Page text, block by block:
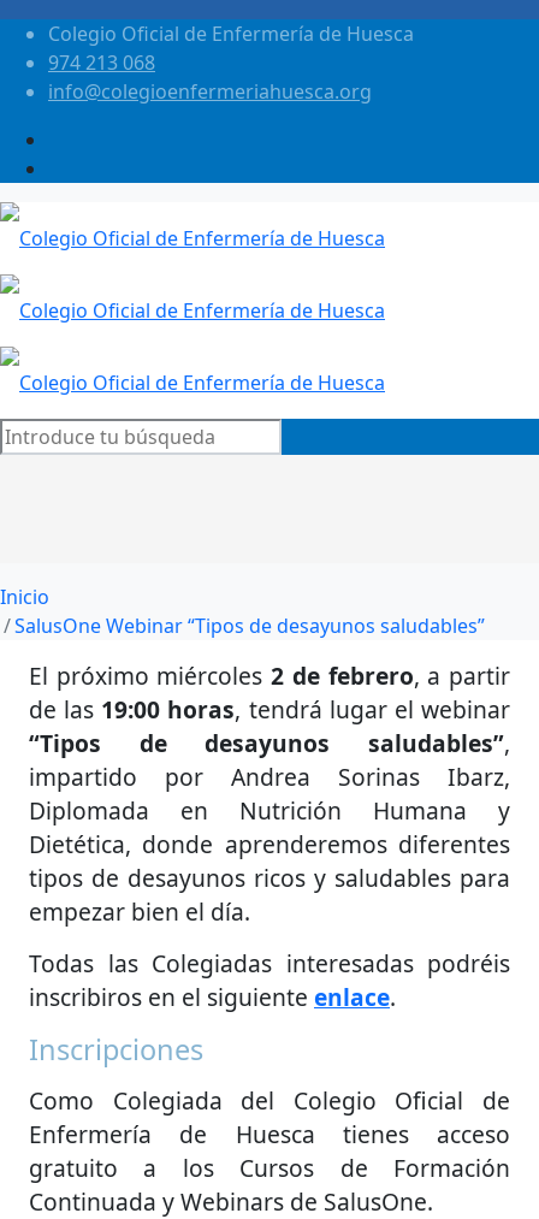
Colegio Oficial de Enfermería de Huesca
974 213 068
info@colegioenfermeriahuesca.org
Inicio
SalusOne Webinar “Tipos de desayunos saludables”
El próximo miércoles2 de febrero, a partir
de las 19:00 horas, tendrá lugar el webinar
“Tipos de desayunos saludables”,
impartido por Andrea Sorinas Ibarz,
Diplomada en Nutrición Humana y
Dietética, donde aprenderemos diferentes
tipos de desayunos ricos y saludables para
empezar bien el día.
Todas las Colegiadas interesadas podréis
inscribiros en el siguiente enlace.
Inscripciones
Como Colegiada del Colegio Oficial de
Enfermería de Huesca tienes acceso
gratuito a los Cursos de Formación
Continuada y Webinars de SalusOne.